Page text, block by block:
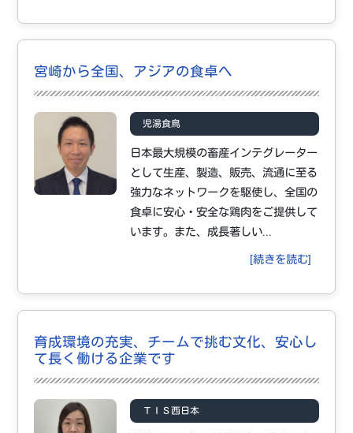
宮崎から全国、アジアの食卓へ
児湯食鳥
日本最大規模の畜産インテグレーター
として生産、製造、販売、流通に至る
強力なネットワークを駆使し、全国の
食卓に安心・安全な鶏肉をご提供して
います。また、成長著しい...
[続きを読む]
育成環境の充実、チームで挑む文化、安心し
て長く働ける企業です
ＴＩＳ西日本